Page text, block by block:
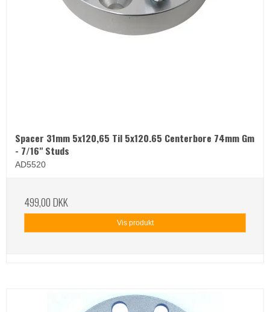
Spacer 31mm 5x120,65 Til 5x120.65 Centerbore 74mm Gm
- 7/16" Studs
AD5520
499,00 DKK
Vis produkt